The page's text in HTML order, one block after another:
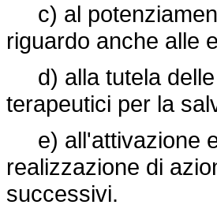
c) al
riguardo anche alle
d) alla tutela delle
terapeutici per la
e) all'attivazione e
realizzazione di
successivi.